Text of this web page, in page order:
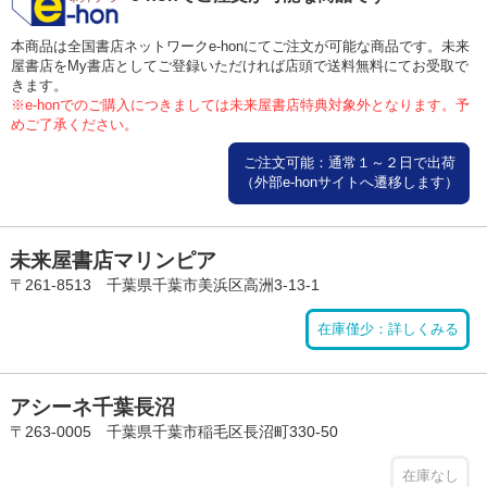
本商品は全国書店ネットワークe-honにてご注文が可能な商品です。未来
屋書店をMy書店としてご登録いただければ店頭で送料無料にてお受取で
きます。
※e-honでのご購入につきましては未来屋書店特典対象外となります。予
めご了承ください。
ご注文可能：通常１～２日で出荷
（外部e-honサイトへ遷移します）
未来屋書店マリンピア
〒261-8513 千葉県千葉市美浜区高洲3-13-1
在庫僅少：詳しくみる
アシーネ千葉長沼
〒263-0005 千葉県千葉市稲毛区長沼町330-50
在庫なし